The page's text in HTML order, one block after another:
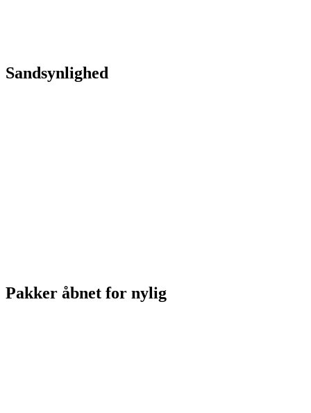
Sandsynlighed
Pakker åbnet for nylig